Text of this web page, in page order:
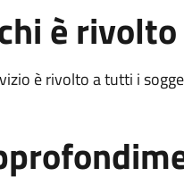
è rivolto
è rivolto a tutti i